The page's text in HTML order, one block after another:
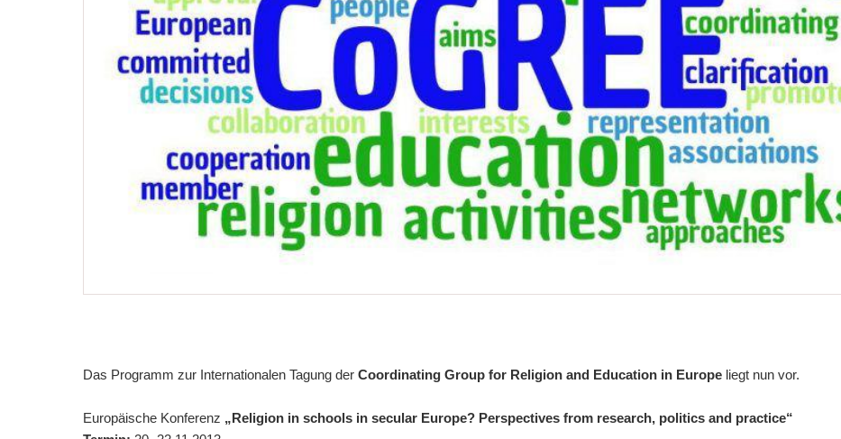
Das Programm zur Internationalen Tagung der Coordinating Group for Religion and Education in Europe liegt nun vor.
Europäische Konferenz „Religion in schools in secular Europe? Perspectives from research, politics and practice“